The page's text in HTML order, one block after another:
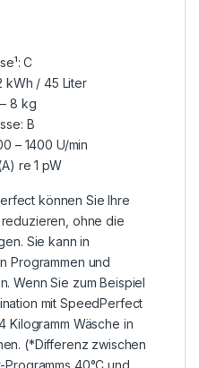
C
kWh / 45 Liter
8 kg
B
– 1400 U/min
re 1 pW
können Sie Ihre
ohne die
Sie kann in
Programmen und
Wenn Sie zum Beispiel
mit SpeedPerfect
Kilogramm Wäsche in
(*Differenz zwischen
40°C und